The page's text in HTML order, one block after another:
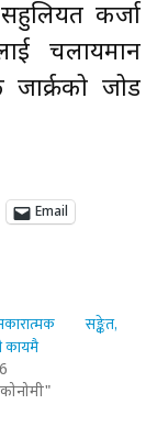
कर्जा
चलायमान
जोड
Email
सङ्केत,
कायमै